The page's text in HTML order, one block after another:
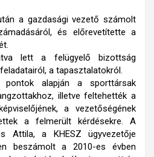
a gazdasági vezető számolt
és előrevetítette a
lett a felügyelő bizottság
a tapasztalatokról.
pontok alapján a sporttársak
illetve feltehették a
a vezetőségének
a felmerült kérdésekre. A
Attila, a KHESZ ügyvezetője
beszámolt a 2010-es évben